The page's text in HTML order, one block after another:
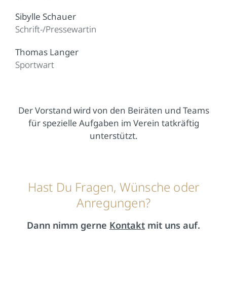
Sibylle Schauer
Schrift-/Pressewartin
Thomas Langer
Sportwart
Der Vorstand wird von den Beiräten und Teams
für spezielle Aufgaben im Verein tatkräftig
unterstützt.
Hast Du Fragen, Wünsche oder
Anregungen?
Dann nimm gerne Kontakt mit uns auf.